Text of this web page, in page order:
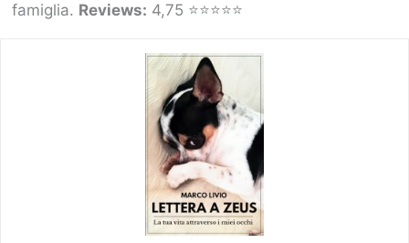
famiglia. Reviews: 4,75 ⭐⭐⭐⭐⭐